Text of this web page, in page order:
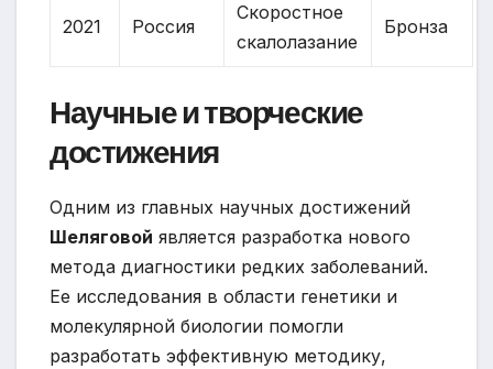
2021 Россия
Скоростное
скалолазание
Бронза
Научные и творческие
достижения
Одним из главных научных достижений
Шеляговой является разработка нового
метода диагностики редких заболеваний.
Ее исследования в области генетики и
молекулярной биологии помогли
разработать эффективную методику,